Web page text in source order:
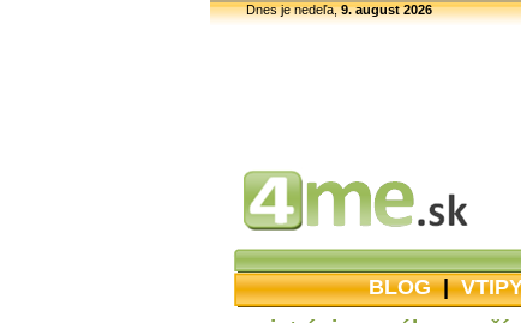
Dnes je nedeľa,9. august 2026
BLOG|